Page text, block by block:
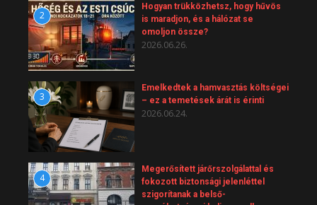
2
Hogyan trükközhetsz, hogy hűvös
is maradjon, és a hálózat se
omoljon össze?
2026.06.26.
3
Emelkedtek a hamvasztás költségei
– ez a temetések árát is érinti
2026.06.24.
4
Megerősített járőrszolgálattal és
fokozott biztonsági jelenléttel
szigorítanak a belső-